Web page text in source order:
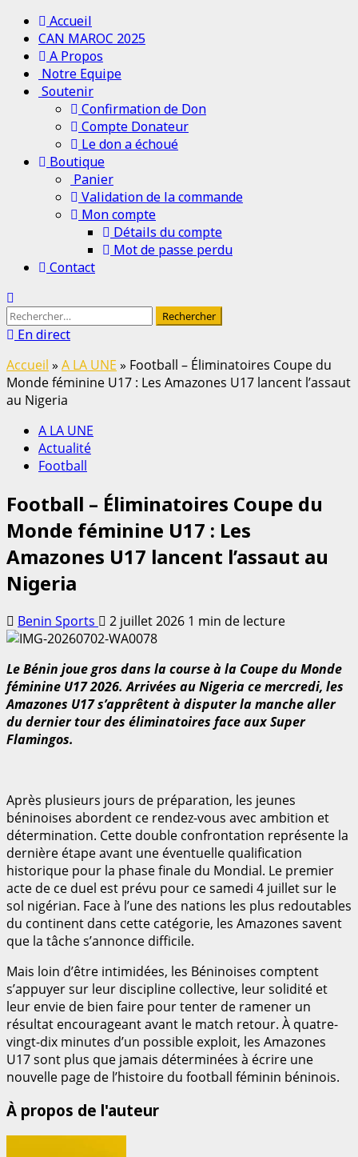
Menu
principal
Accueil
CAN MAROC 2025
A Propos
Notre Equipe
Soutenir
Confirmation de Don
Compte Donateur
Le don a échoué
Boutique
Panier
Validation de la commande
Mon compte
Détails du compte
Mot de passe perdu
Contact
Rechercher :
En direct
Accueil » A LA UNE » Football – Éliminatoires Coupe du
Monde féminine U17 : Les Amazones U17 lancent l’assaut
au Nigeria
A LA UNE
Actualité
Football
Football – Éliminatoires Coupe du
Monde féminine U17 : Les
Amazones U17 lancent l’assaut au
Nigeria
Benin Sports 2 juillet 2026 1 min de lecture
Le Bénin joue gros dans la course à la Coupe du Monde
féminine U17 2026. Arrivées au Nigeria ce mercredi, les
Amazones U17 s’apprêtent à disputer la manche aller
du dernier tour des éliminatoires face aux Super
Flamingos.
Après plusieurs jours de préparation, les jeunes
béninoises abordent ce rendez-vous avec ambition et
détermination. Cette double confrontation représente la
dernière étape avant une éventuelle qualification
historique pour la phase finale du Mondial. Le premier
acte de ce duel est prévu pour ce samedi 4 juillet sur le
sol nigérian. Face à l’une des nations les plus redoutables
du continent dans cette catégorie, les Amazones savent
que la tâche s’annonce difficile.
Mais loin d’être intimidées, les Béninoises comptent
s’appuyer sur leur discipline collective, leur solidité et
leur envie de bien faire pour tenter de ramener un
résultat encourageant avant le match retour. À quatre-
vingt-dix minutes d’un possible exploit, les Amazones
U17 sont plus que jamais déterminées à écrire une
nouvelle page de l’histoire du football féminin béninois.
À propos de l'auteur